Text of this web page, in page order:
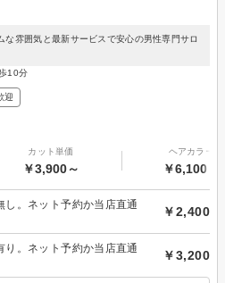
雰囲気と最新サービスで安心の男性専門サロ
10分
迎
カット単価
￥3,900～
ヘアカラー
￥6,100～
。ネット予約か当店直通
￥2,400
。ネット予約か当店直通
￥3,200